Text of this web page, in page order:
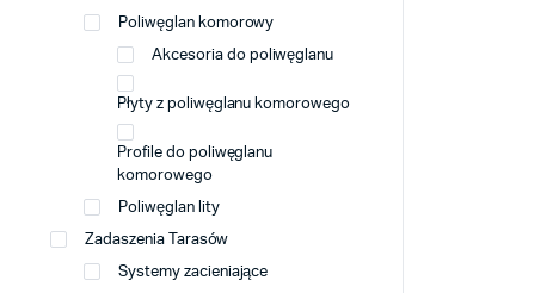
Poliwęglan komorowy
Akcesoria do poliwęglanu
Płyty z poliwęglanu komorowego
Profile do poliwęglanu
komorowego
Poliwęglan lity
Zadaszenia Tarasów
Systemy zacieniające